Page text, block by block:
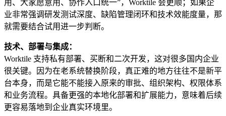
用、大家愿意用、协作入口统一”，Worktile 会更顺；如果企
业非常强调研发测试深度、缺陷管理闭环和技术效能度量，那
就需要结合试用进一步判断。
技术、部署与集成：
Worktile 支持私有部署、买断和二次开发，这对很多国内企业
很关键。因为在老系统替换阶段，真正难的地方往往不是新平
台本身，而是它能不能接入原来的审批、组织架构、权限体系
和业务流程。具备更强的本地化部署和扩展能力，意味着后续
更容易落地到企业真实环境里。